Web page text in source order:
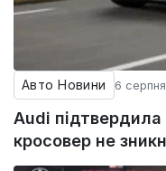
Авто Новини 6
Audi підтвердила
кросовер не